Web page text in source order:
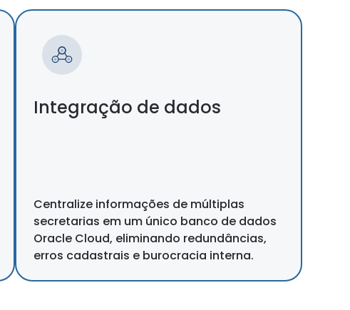
Integração de dados
Centralize informações de múltiplas
secretarias em um único banco de dados
Oracle Cloud, eliminando redundâncias,
erros cadastrais e burocracia interna.